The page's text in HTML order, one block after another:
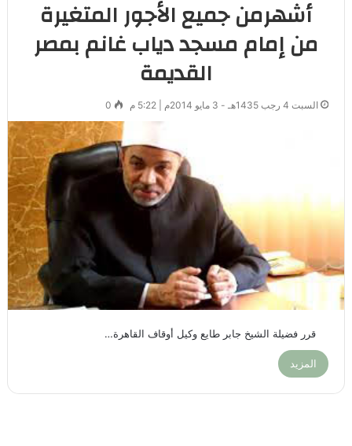
أشهرمن جميع الأجور المتغيرة
من إمام مسجد دياب غانم بمصر
القديمة
السبت 4 رجب 1435هـ - 3 مايو 2014م | 5:22 م 0
قرر فضيلة الشيخ جابر طايع وكيل أوقاف القاهرة…
المزيد